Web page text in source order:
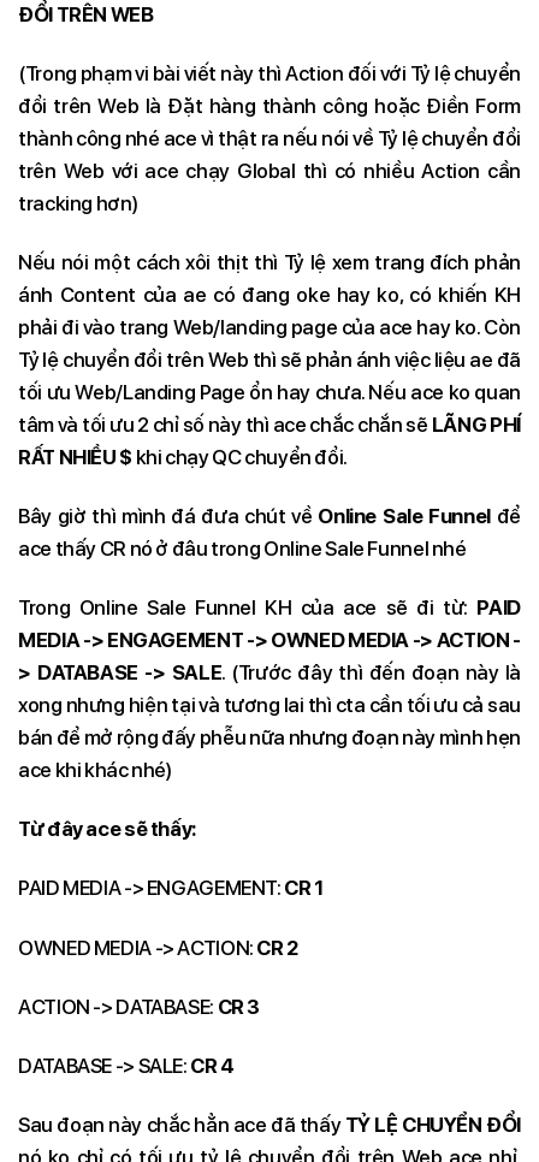
ĐỔI TRÊN WEB
(Trong phạm vi bài viết này thì Action đối với Tỷ lệ chuyển
đổi trên Web là Đặt hàng thành công hoặc Điền Form
thành công nhé ace vì thật ra nếu nói về Tỷ lệ chuyển đổi
trên Web với ace chạy Global thì có nhiều Action cần
tracking hơn)
Nếu nói một cách xôi thịt thì Tỷ lệ xem trang đích phản
ánh Content của ae có đang oke hay ko, có khiến KH
phải đi vào trang Web/landing page của ace hay ko. Còn
Tỷ lệ chuyển đổi trên Web thì sẽ phản ánh việc liệu ae đã
tối ưu Web/Landing Page ổn hay chưa. Nếu ace ko quan
tâm và tối ưu 2 chỉ số này thì ace chắc chắn sẽ LÃNG PHÍ
RẤT NHIỀU $ khi chạy QC chuyển đổi.
Bây giờ thì mình đá đưa chút về ​​Online Sale Funnelđể
ace thấy CR nó ở đâu trong Online Sale Funnel nhé
Trong Online Sale Funnel KH của ace sẽ đi từ: PAID
MEDIA -> ENGAGEMENT -> OWNED MEDIA -> ACTION -
> DATABASE -> SALE. (Trước đây thì đến đoạn này là
xong nhưng hiện tại và tương lai thì cta cần tối ưu cả sau
bán để mở rộng đấy phễu nữa nhưng đoạn này mình hẹn
ace khi khác nhé)
Từ đây ace sẽ thấy:
PAID MEDIA -> ENGAGEMENT: CR 1
OWNED MEDIA -> ACTION: CR 2
ACTION -> DATABASE: CR 3
DATABASE -> SALE: CR 4
Sau đoạn này chắc hẳn ace đã thấy TỶ LỆ CHUYỂN ĐỔI
nó ko chỉ có tối ưu tỷ lệ chuyển đổi trên Web ace nhỉ.